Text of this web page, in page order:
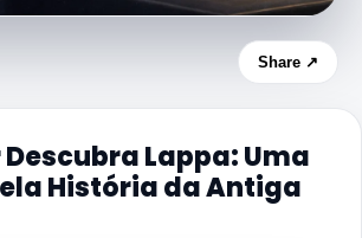
Share ↗
Lappa: Uma
História da Antiga